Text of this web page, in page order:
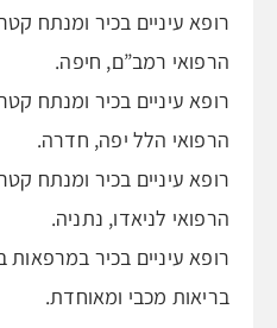
רופא עיניים בכיר ומנתח
הרפואי רמב”ם, חיפה.
רופא עיניים בכיר ומנתח
הרפואי הלל יפה, חדרה.
רופא עיניים בכיר ומנתח
הרפואי לניאדו, נתניה.
רופא עיניים בכיר
בריאות מכבי ומאוחדת.